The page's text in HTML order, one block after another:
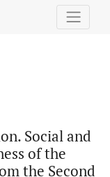
Economic
Social and
of the
the Second